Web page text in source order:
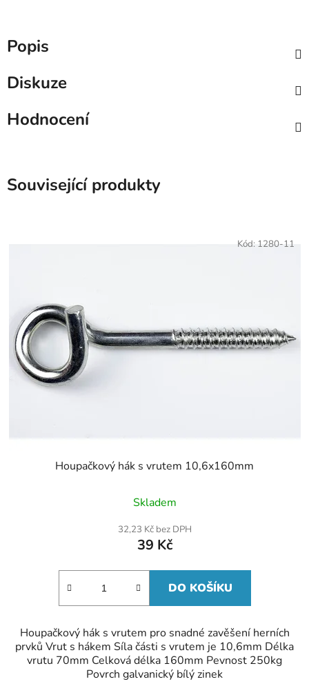
Popis
Diskuze
Hodnocení
Související produkty
Houpačkový hák s vrutem 10,6x160mm
Skladem
32,23 Kč bez DPH
39 Kč
DO KOŠÍKU
Houpačkový hák s vrutem pro snadné zavěšení herních
prvků Vrut s hákem Síla části s vrutem je 10,6mm Délka
vrutu 70mm Celková délka 160mm Pevnost 250kg
Povrch galvanický bílý zinek
Kód: 1280-11